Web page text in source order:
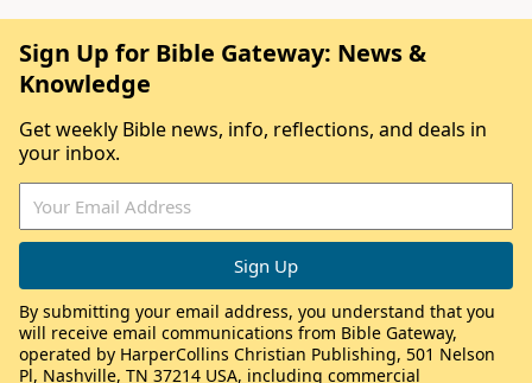
Sign Up for Bible Gateway: News &
Knowledge
Get weekly Bible news, info, reflections, and deals in
your inbox.
By submitting your email address, you understand that you
will receive email communications from Bible Gateway,
operated by HarperCollins Christian Publishing, 501 Nelson
Pl, Nashville, TN 37214 USA, including commercial